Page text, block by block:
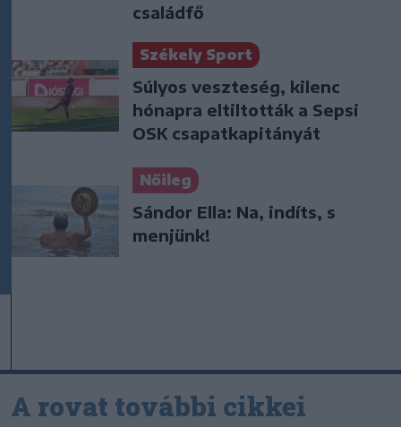
családfő
Székely Sport
Súlyos veszteség, kilenc
hónapra eltiltották a Sepsi
OSK csapatkapitányát
Nőileg
Sándor Ella: Na, indíts, s
menjünk!
A rovat további cikkei